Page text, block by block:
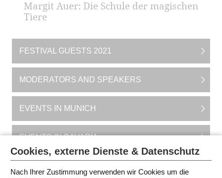
Margit Auer: Die Schule der magischen
Tiere
FESTIVAL GUESTS 2021
MODERATORS AND SPEAKERS
EVENTS IN MUNICH
EVENTS IN BAVARIA
INFORMATION FOR TEACHERS (IN
GERMAN LANGUAGE)
Cookies, externe Dienste & Datenschutz
Nach Ihrer Zustimmung verwenden wir Cookies um die